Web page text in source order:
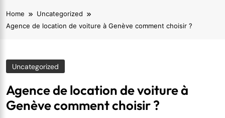
Home
Uncategorized
Agence de location de voiture à Genève comment choisir ?
Uncategorized
Agence de location de voiture à
Genève comment choisir ?